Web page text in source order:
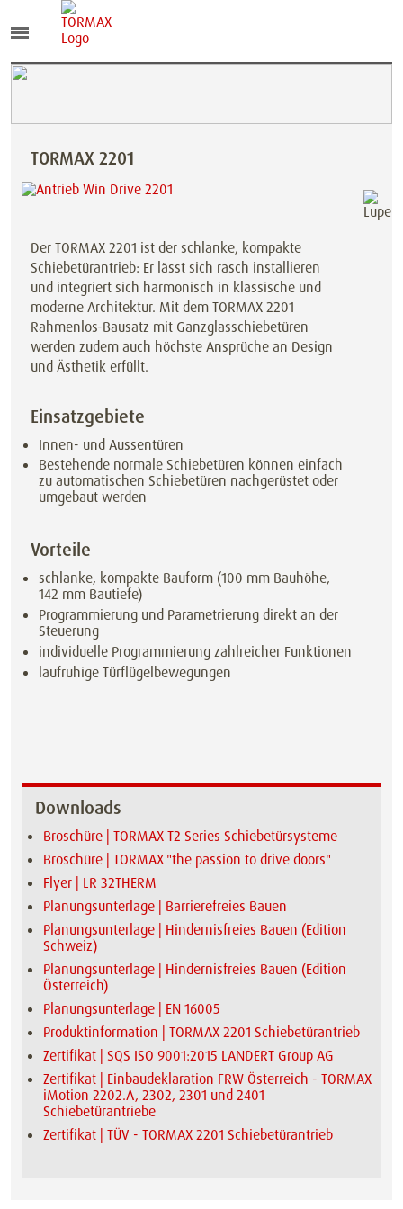
TORMAX 2201
Der TORMAX 2201 ist der schlanke, kompakte
Schiebetürantrieb: Er lässt sich rasch installieren
und integriert sich harmonisch in klassische und
moderne Architektur. Mit dem TORMAX 2201
Rahmenlos-Bausatz mit Ganzglasschiebetüren
werden zudem auch höchste Ansprüche an Design
und Ästhetik erfüllt.
Einsatzgebiete
Innen- und Aussentüren
Bestehende normale Schiebetüren können einfach
zu automatischen Schiebetüren nachgerüstet oder
umgebaut werden
Vorteile
schlanke, kompakte Bauform (100 mm Bauhöhe,
142 mm Bautiefe)
Programmierung und Parametrierung direkt an der
Steuerung
individuelle Programmierung zahlreicher Funktionen
laufruhige Türflügelbewegungen
Downloads
Broschüre | TORMAX T2 Series Schiebetürsysteme
Broschüre | TORMAX "the passion to drive doors"
Flyer | LR 32THERM
Planungsunterlage | Barrierefreies Bauen
Planungsunterlage | Hindernisfreies Bauen (Edition
Schweiz)
Planungsunterlage | Hindernisfreies Bauen (Edition
Österreich)
Planungsunterlage | EN 16005
Produktinformation | TORMAX 2201 Schiebetürantrieb
Zertifikat | SQS ISO 9001:2015 LANDERT Group AG
Zertifikat | Einbaudeklaration FRW Österreich - TORMAX
iMotion 2202.A, 2302, 2301 und 2401
Schiebetürantriebe
Zertifikat | TÜV - TORMAX 2201 Schiebetürantrieb